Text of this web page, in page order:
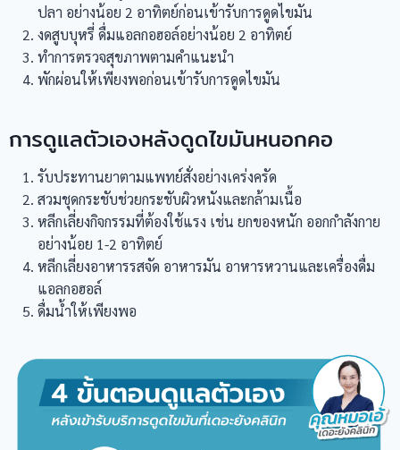
ปลา อย่างน้อย 2 อาทิตย์ก่อนเข้ารับการดูดไขมัน
งดสูบบุหรี่ ดื่มแอลกอฮอล์อย่างน้อย 2 อาทิตย์
ทำการตรวจสุขภาพตามคำแนะนำ
พักผ่อนให้เพียงพอก่อนเข้ารับการดูดไขมัน
การดูแลตัวเองหลังดูดไขมันหนอกคอ
รับประทานยาตามแพทย์สั่งอย่างเคร่งครัด
สวมชุดกระชับช่วยกระชับผิวหนังและกล้ามเนื้อ
หลีกเลี่ยงกิจกรรมที่ต้องใช้แรง เช่น ยกของหนัก ออกกำลังกาย
อย่างน้อย 1-2 อาทิตย์
หลีกเลี่ยงอาหารรสจัด อาหารมัน อาหารหวานและเครื่องดื่ม
แอลกอฮอล์
ดื่มน้ำให้เพียงพอ